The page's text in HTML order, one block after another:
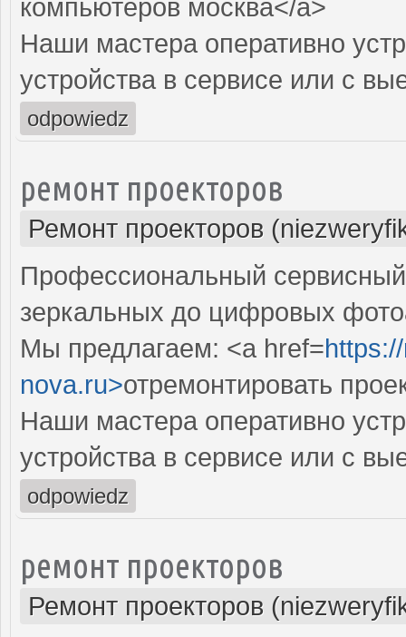
компьютеров москва</a>
Наши мастера оперативно
устройства в сервисе или с
odpowiedz
ремонт проекторов
Ремонт проекторов
Профессиональный
зеркальных до цифровых
Мы предлагаем: <a href=
nova.ru>отремонтировать
Наши мастера оперативно
устройства в сервисе или с
odpowiedz
ремонт проекторов
Ремонт проекторов